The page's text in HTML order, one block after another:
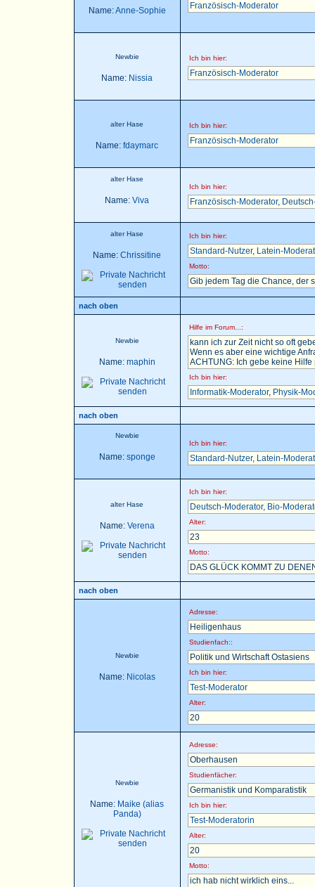
Name:Anne-Sophie Französisch-Moderator
Newbie
Name: Nissia
Ich bin hier:
Französisch-Moderator
alter Hase
Name: fdaymarc
Ich bin hier:
Französisch-Moderator
alter Hase
Name: Viva
Ich bin hier:
Französisch-Moderator,
alter Hase
Name: Chrissitine
Ich bin hier:
Standard-Nutzer, Latein-
Motto:
Gib jedem Tag die Chance, der
nach oben
Newbie
Name: maphin
Hilfe im Forum...:
kann ich zur Zeit nicht so oft
Wenn es aber eine wichtige
ACHTUNG: Ich gebe keine
Ich bin hier:
Informatik-Moderator, Physik-
nach oben
Newbie
Name: sponge
Ich bin hier:
Standard-Nutzer, Latein-
alter Hase
Name: Verena
Ich bin hier:
Deutsch-Moderator, Bio-
Alter:
23
Motto:
DAS GLÜCK KOMMT ZU
nach oben
Newbie
Name: Nicolas
Adresse:
Heiligenhaus
Studienfach::
Politik und Wirtschaft Ostasiens
Ich bin hier:
Test-Moderator
Alter:
20
Newbie
Name: Maike (alias
Panda)
Adresse:
Oberhausen
Studienfächer:
Germanistik und Komparatistik
Ich bin hier:
Test-Moderatorin
Alter:
20
Motto:
ich hab nicht wirklich eins...